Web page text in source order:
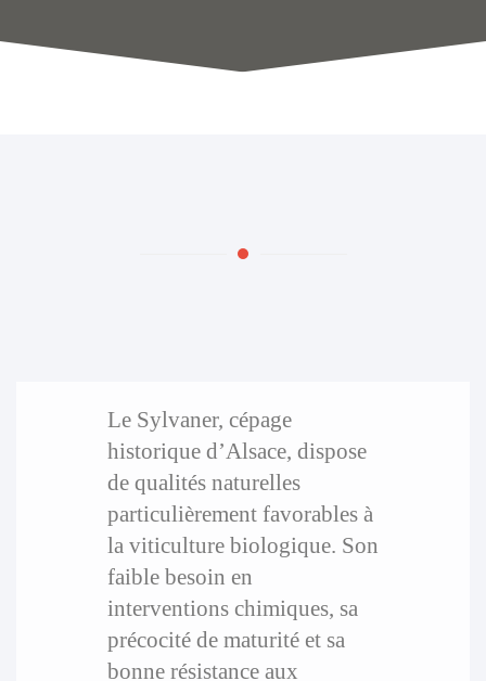
Le Sylvaner, cépage
historique d’Alsace, dispose
de qualités naturelles
particulièrement favorables à
la viticulture biologique. Son
faible besoin en
interventions chimiques, sa
précocité de maturité et sa
bonne résistance aux